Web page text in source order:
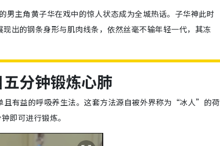
男主角黄子华在戏中的惊人状态成为全城热话。子华神此时
出的钢条身形与肌肉线条，依然丝毫不输年轻一代，其冻
分钟锻炼心肺
且有益的呼吸养生法。这套方法源自被外界称为“冰人”的荷
即可进行锻炼。